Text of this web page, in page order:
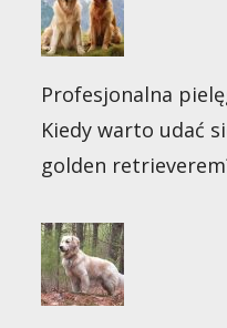
Profesjonalna
Kiedy warto udać
golden